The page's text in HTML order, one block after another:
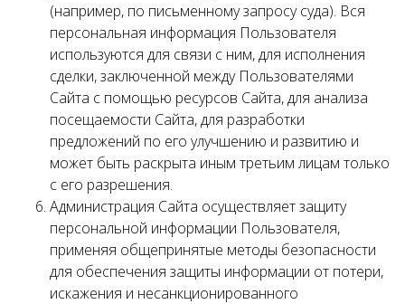
(например, по письменному запросу суда). Вся
персональная информация Пользователя
используются для связи с ним, для исполнения
сделки, заключенной между Пользователями
Сайта с помощью ресурсов Сайта, для анализа
посещаемости Сайта, для разработки
предложений по его улучшению и развитию и
может быть раскрыта иным третьим лицам только
с его разрешения.
Администрация Сайта осуществляет защиту
персональной информации Пользователя,
применяя общепринятые методы безопасности
для обеспечения защиты информации от потери,
искажения и несанкционированного